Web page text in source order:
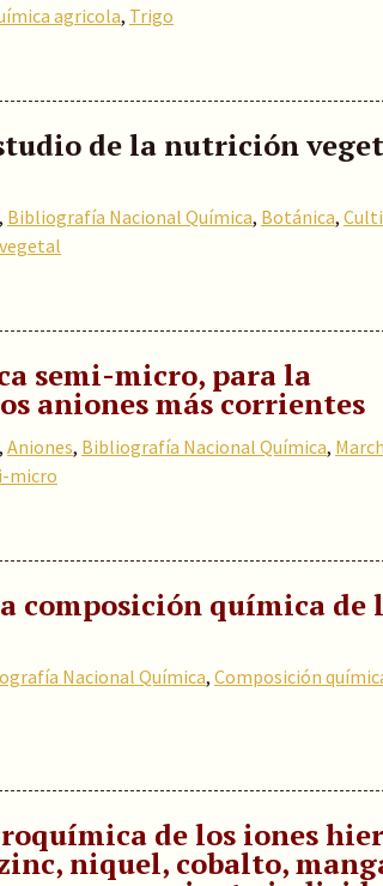
agricola, Trigo
de la nutrición
, Bibliografía Nacional Química, Botánica,
semi-micro, para la
aniones más corrientes
, Aniones, Bibliografía Nacional Química,
micro
composición química de
Nacional Química, Composición
de los iones
niquel, cobalto,